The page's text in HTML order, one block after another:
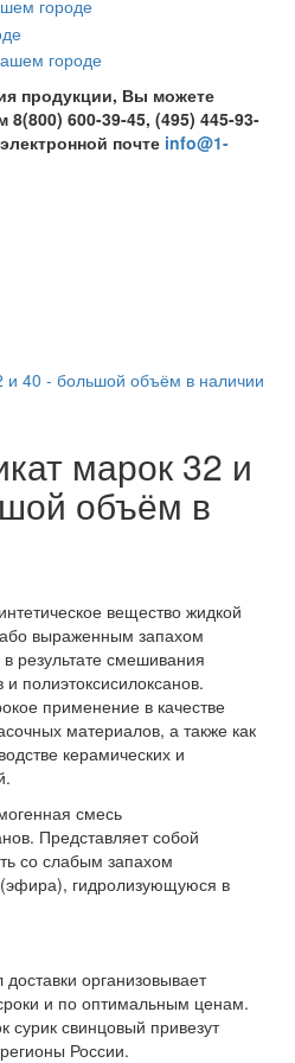
продукции, Вы можете
600-39-45, (495) 445-93-
почте info@1-
и 40 - большой объём в наличии
марок 32 и
объём в
вещество жидкой
выраженным запахом
результате смешивания
и полиэтоксисилоксанов.
применение в качестве
материалов, а также как
керамических и
смесь
Представляет собой
со слабым запахом
(эфира), гидролизующуюся в
организовывает
и по оптимальным ценам.
сурик свинцовый привезут
России.